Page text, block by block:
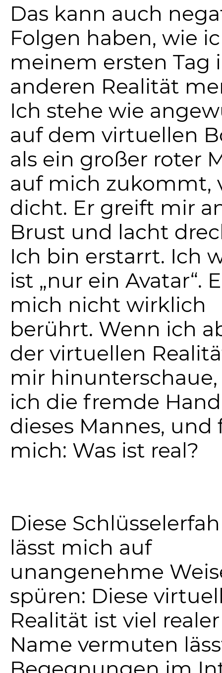
Das kann auch
Folgen haben, wie
meinem ersten Tag
anderen Realität
Ich stehe wie
auf dem virtuellen
als ein großer roter
auf mich zukommt,
dicht. Er greift mir
Brust und lacht
Ich bin erstarrt. Ich
ist „nur ein Avatar“.
mich nicht wirklich
berührt. Wenn ich
der virtuellen
mir hinunterschaue,
ich die fremde Hand
dieses Mannes, und
mich: Was ist real?
Diese
lässt mich auf
unangenehme
spüren: Diese
Realität ist viel
Name vermuten